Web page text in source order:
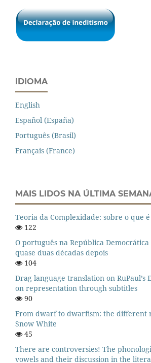
IDIOMA
English
Español (España)
Português (Brasil)
Français (France)
MAIS LIDOS NA ÚLTIMA
Teoria da Complexidade: sobre o que é
122
O português na República
quase duas décadas depois
104
Drag language translation on RuPaul’s
on representation through subtitles
90
From dwarf to dwarfism: the different
Snow White
45
There are controversies! The
vowels and their discussion in the